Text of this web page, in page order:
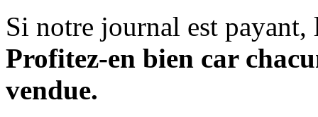
Si notre journal est payant,
Profitez-en bien car
vendue.